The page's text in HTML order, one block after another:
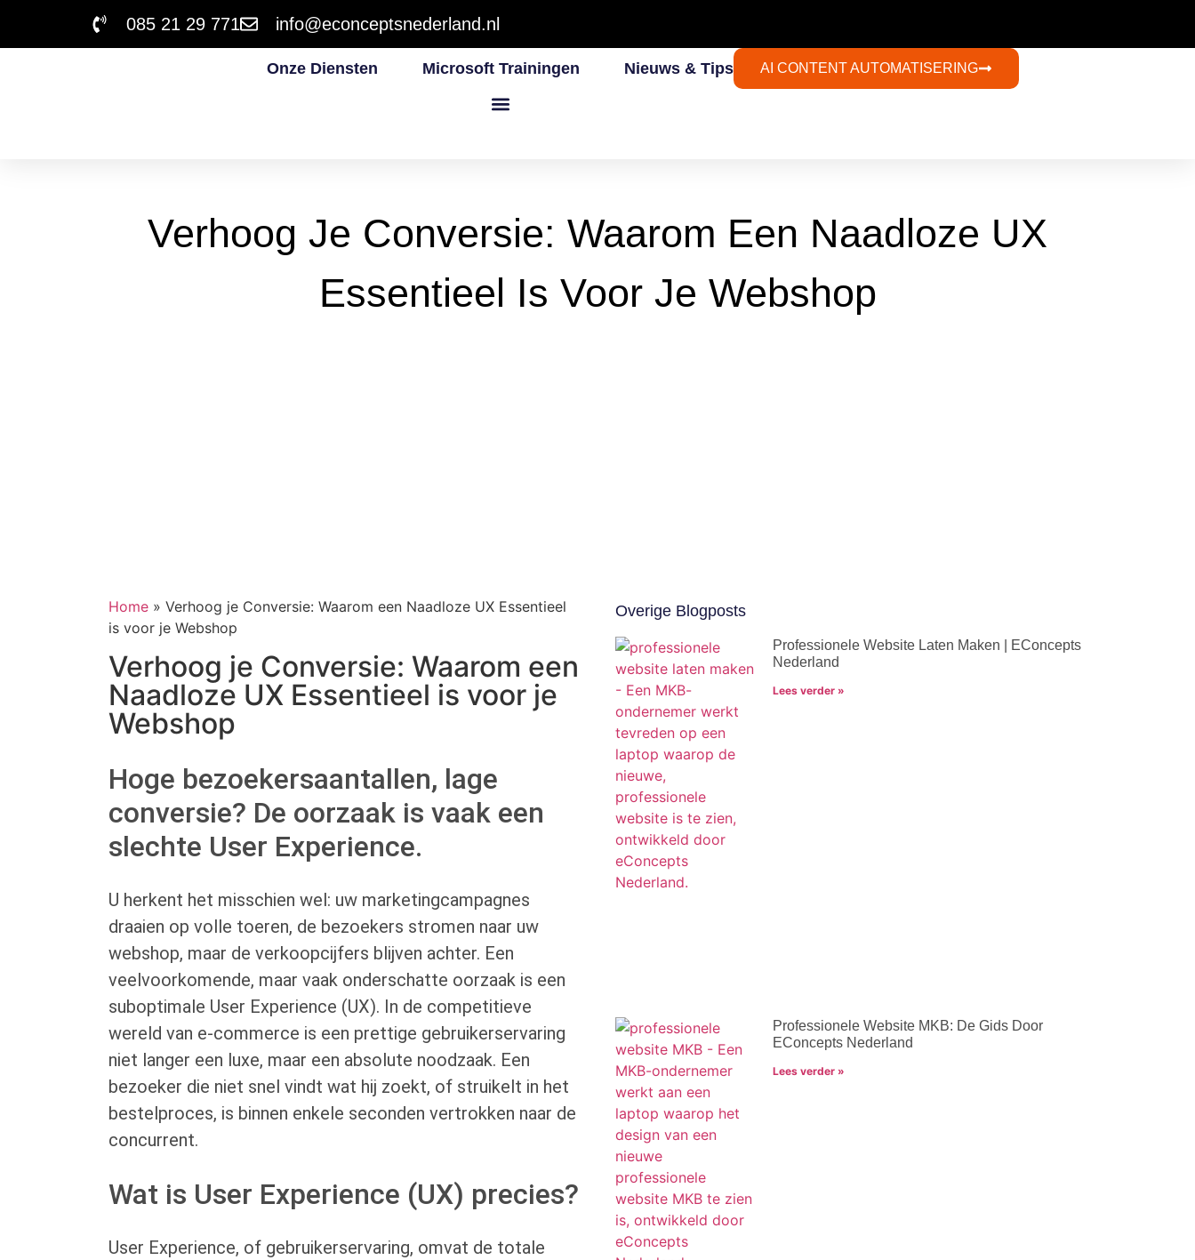
085 21 29 771 info@econceptsnederland.nl
Onze Diensten Microsoft Trainingen Nieuws & Tips AI CONTENT AUTOMATISERING​
Verhoog Je Conversie: Waarom Een Naadloze UX
Essentieel Is Voor Je Webshop
Home » Verhoog je Conversie: Waarom een Naadloze UX Essentieel
is voor je Webshop
Verhoog je Conversie: Waarom een
Naadloze UX Essentieel is voor je
Webshop
Hoge bezoekersaantallen, lage
conversie? De oorzaak is vaak een
slechte User Experience.
U herkent het misschien wel: uw marketingcampagnes
draaien op volle toeren, de bezoekers stromen naar uw
webshop, maar de verkoopcijfers blijven achter. Een
veelvoorkomende, maar vaak onderschatte oorzaak is een
suboptimale User Experience (UX). In de competitieve
wereld van e-commerce is een prettige gebruikerservaring
niet langer een luxe, maar een absolute noodzaak. Een
bezoeker die niet snel vindt wat hij zoekt, of struikelt in het
bestelproces, is binnen enkele seconden vertrokken naar de
concurrent.
Wat is User Experience (UX) precies?
User Experience, of gebruikerservaring, omvat de totale
Overige Blogposts
Professionele Website Laten Maken | EConcepts
Nederland
Lees verder »
Professionele Website MKB: De Gids Door
EConcepts Nederland
Lees verder »